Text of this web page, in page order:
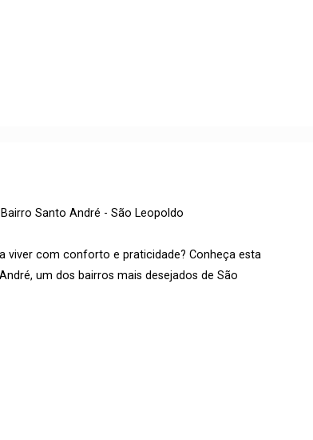
Santo André - São Leopoldo
viver com conforto e praticidade? Conheça esta
um dos bairros mais desejados de São